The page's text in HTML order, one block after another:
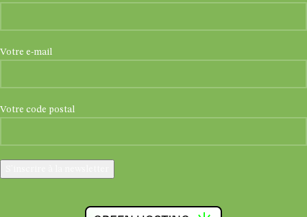
Votre e-mail
Votre code postal